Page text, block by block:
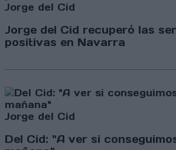
Jorge del Cid
Jorge del Cid recuperó las
positivas en Navarra
Jorge del Cid
Del Cid: "A ver si